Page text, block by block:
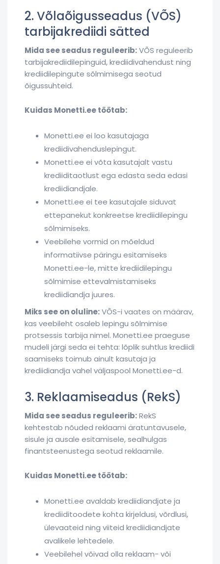
2. Võlaõigusseadus (VÕS)
tarbijakrediidi sätted
Mida see seadus reguleerib:VÕS reguleerib
tarbijakrediidilepinguid, krediidivahendust ning
krediidilepingute sõlmimisega seotud
õigussuhteid.
Kuidas Monetti.ee töötab:
Monetti.ee ei loo kasutajaga
krediidivahenduslepingut.
Monetti.ee ei võta kasutajalt vastu
krediiditaotlust ega edasta seda edasi
krediidiandjale.
Monetti.ee ei tee kasutajale siduvat
ettepanekut konkreetse krediidilepingu
sõlmimiseks.
Veebilehe vormid on mõeldud
informatiivse päringu esitamiseks
Monetti.ee-le, mitte krediidilepingu
sõlmimise ettevalmistamiseks
krediidiandja juures.
Miks see on oluline:VÕS-i vaates on määrav,
kas veebileht osaleb lepingu sõlmimise
protsessis tarbija nimel. Monetti.ee praeguse
mudeli järgi seda ei tehta: lõplik suhtlus krediidi
saamiseks toimub ainult kasutaja ja
krediidiandja vahel väljaspool Monetti.ee-d.
3. Reklaamiseadus (RekS)
Mida see seadus reguleerib:RekS
kehtestab nõuded reklaami äratuntavusele,
sisule ja ausale esitamisele, sealhulgas
finantsteenustega seotud reklaamile.
Kuidas Monetti.ee töötab:
Monetti.ee avaldab krediidiandjate ja
krediiditoodete kohta kirjeldusi, võrdlusi,
ülevaateid ning viiteid krediidiandjate
avalikele lehtedele.
Veebilehel võivad olla reklaam- või